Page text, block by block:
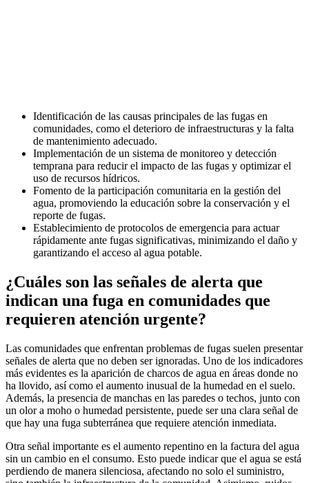
Identificación de las causas principales de las fugas en
comunidades, como el deterioro de infraestructuras y la falta
de mantenimiento adecuado.
Implementación de un sistema de monitoreo y detección
temprana para reducir el impacto de las fugas y optimizar el
uso de recursos hídricos.
Fomento de la participación comunitaria en la gestión del
agua, promoviendo la educación sobre la conservación y el
reporte de fugas.
Establecimiento de protocolos de emergencia para actuar
rápidamente ante fugas significativas, minimizando el daño y
garantizando el acceso al agua potable.
¿Cuáles son las señales de alerta que
indican una fuga en comunidades que
requieren atención urgente?
Las comunidades que enfrentan problemas de fugas suelen presentar
señales de alerta que no deben ser ignoradas. Uno de los indicadores
más evidentes es la aparición de charcos de agua en áreas donde no
ha llovido, así como el aumento inusual de la humedad en el suelo.
Además, la presencia de manchas en las paredes o techos, junto con
un olor a moho o humedad persistente, puede ser una clara señal de
que hay una fuga subterránea que requiere atención inmediata.
Otra señal importante es el aumento repentino en la factura del agua
sin un cambio en el consumo. Esto puede indicar que el agua se está
perdiendo de manera silenciosa, afectando no solo el suministro,